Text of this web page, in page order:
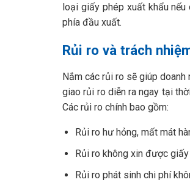
loại giấy phép xuất khẩu nếu
phía đầu xuất.
Rủi ro và trách
Nắm các rủi ro sẽ giúp
giao rủi ro diễn ra ngay tại
Các rủi ro chính bao gồm:
Rủi ro hư hỏng, mất mát
Rủi ro không xin được
Rủi ro phát sinh chi phí